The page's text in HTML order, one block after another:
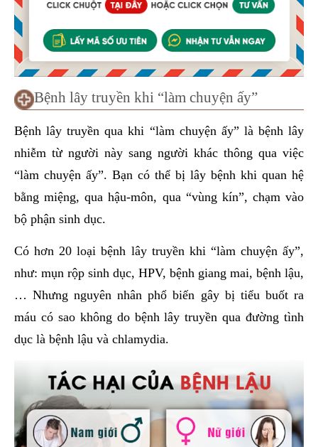
Bệnh lây truyền khi “làm chuyện ấy”
Bệnh lây truyền qua khi “làm chuyện ấy” là bệnh lây
nhiễm từ người này sang người khác thông qua việc
“làm chuyện ấy”. Bạn có thể bị lây bệnh khi quan hệ
bằng miệng, qua hậu-môn, qua “vùng kín”, chạm vào
bộ phận sinh dục.
Có hơn 20 loại bệnh lây truyền khi “làm chuyện ấy”,
như: mụn rộp sinh dục, HPV, bệnh giang mai, bệnh lậu,
… Nhưng nguyên nhân phổ biến gây bị tiểu buốt ra
máu có sao không do bệnh lây truyền qua đường tình
dục là bệnh lậu và chlamydia.